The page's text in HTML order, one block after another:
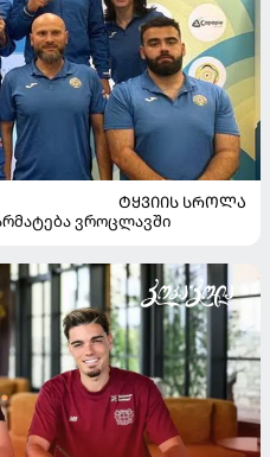
ᲢᲧᲕᲘᲘᲡ ᲡᲠᲝᲚᲐ
ვროცლავში